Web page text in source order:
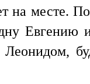
на месте.
Евгению